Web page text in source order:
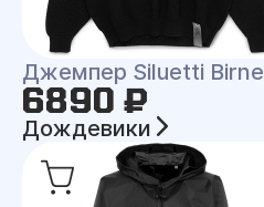
Джемпер Siluetti Birne
6890 ₽
Дождевики